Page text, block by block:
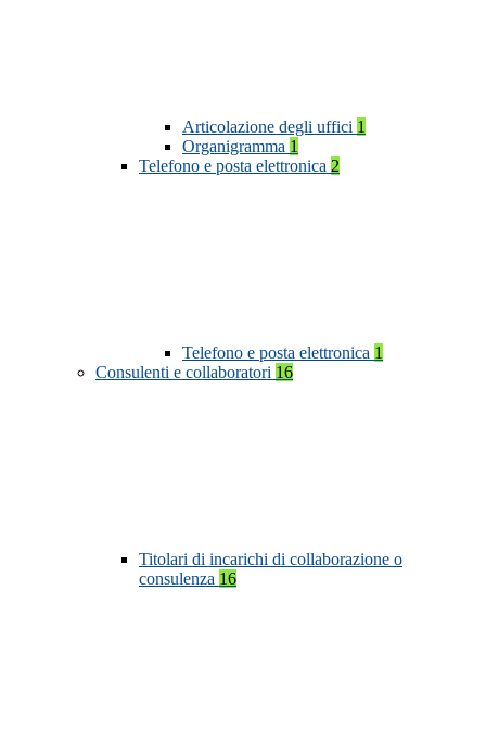
Articolazione degli uffici 1
Organigramma 1
Telefono e posta elettronica 2
Telefono e posta elettronica 1
Consulenti e collaboratori 16
Titolari di incarichi di collaborazione o
consulenza 16